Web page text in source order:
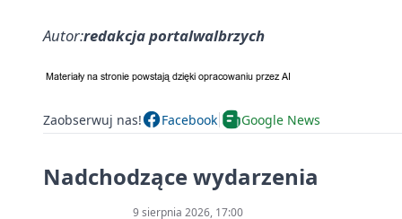
Autor:redakcja portalwalbrzych
Zaobserwuj nas! Facebook Google News
Nadchodzące wydarzenia
9 sierpnia 2026, 17:00